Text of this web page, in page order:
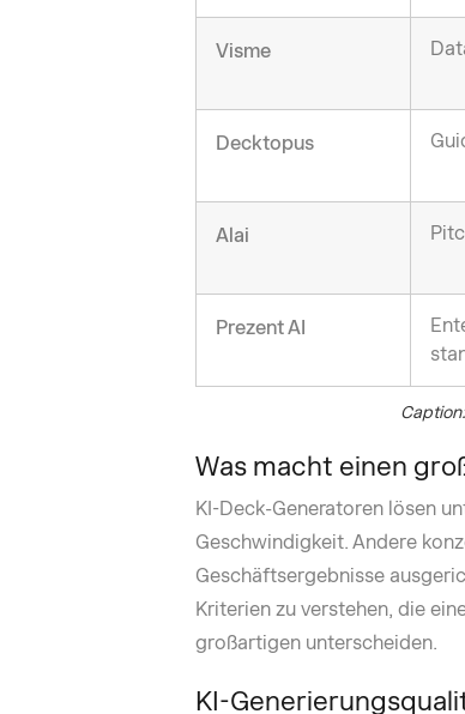
Visme
Decktopus
Alai
Prezent AI
Was macht einen
KI-Deck-Generatoren lösen
Geschwindigkeit. Andere
Geschäftsergebnisse
Kriterien zu verstehen, die
großartigen unterscheiden.
KI-